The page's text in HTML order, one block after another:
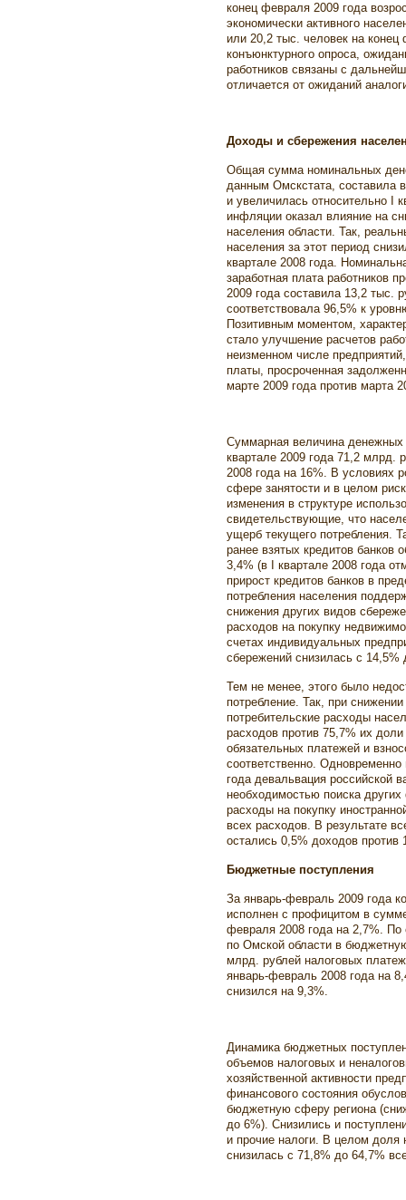
конец февраля 2009 года
экономически активного
или 20,2 тыс. человек на
конъюнктурного опроса,
работников связаны с
отличается от ожиданий
Доходы и сбережения
Общая сумма номинальных
данным Омскстата, составила
и увеличилась относительно I
инфляции оказал влияние на
населения области. Так,
населения за этот период
квартале 2008 года.
заработная плата работников
2009 года составила 13,2 тыс.
соответствовала 96,5% к
Позитивным моментом,
стало улучшение расчетов
неизменном числе
платы, просроченная
марте 2009 года против марта
Суммарная величина денежных
квартале 2009 года 71,2 млрд.
2008 года на 16%. В условиях
сфере занятости и в целом
изменения в структуре
свидетельствующие, что
ущерб текущего потребления.
ранее взятых кредитов банков
3,4% (в I квартале 2008 года
прирост кредитов банков в
потребления населения
снижения других видов
расходов на покупку
счетах индивидуальных
сбережений снизилась с 14,5%
Тем не менее, этого было
потребление. Так, при
потребительские расходы
расходов против 75,7% их
обязательных платежей и
соответственно.
года девальвация российской
необходимостью поиска
расходы на покупку
всех расходов. В результате
остались 0,5% доходов против
Бюджетные поступления
За январь-февраль 2009 года
исполнен с профицитом в
февраля 2008 года на 2,7%.
по Омской области в
млрд. рублей налоговых
январь-февраль 2008 года на
снизился на 9,3%.
Динамика бюджетных
объемов налоговых и
хозяйственной активности
финансового состояния
бюджетную сферу региона
до 6%). Снизились и
и прочие налоги. В целом доля
снизилась с 71,8% до 64,7%